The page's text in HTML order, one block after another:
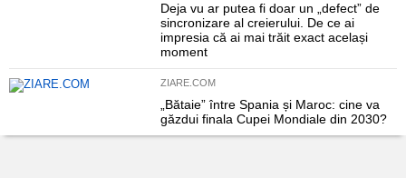
Deja vu ar putea fi doar un „defect” de
sincronizare al creierului. De ce ai
impresia că ai mai trăit exact același
moment
ZIARE.COM
„Bătaie” între Spania și Maroc: cine va
găzdui finala Cupei Mondiale din 2030?